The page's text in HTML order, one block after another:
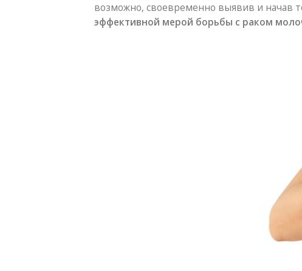
возможно, своевременно выявив и начав
эффективной мерой борьбы с раком